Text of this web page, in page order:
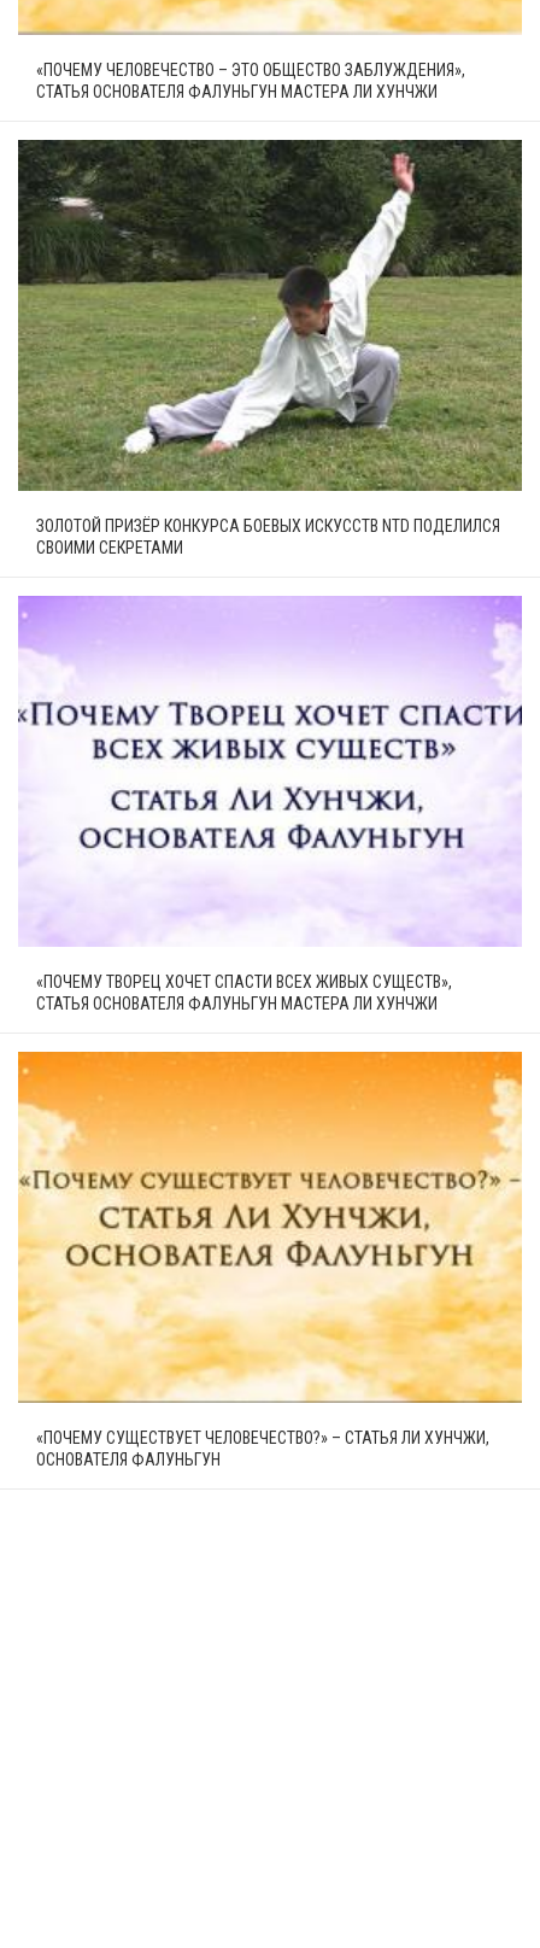
«ПОЧЕМУ ЧЕЛОВЕЧЕСТВО – ЭТО ОБЩЕСТВО ЗАБЛУЖДЕНИЯ»,
СТАТЬЯ ОСНОВАТЕЛЯ ФАЛУНЬГУН МАСТЕРА ЛИ ХУНЧЖИ
ЗОЛОТОЙ ПРИЗЁР КОНКУРСА БОЕВЫХ ИСКУССТВ NTD ПОДЕЛИЛСЯ
СВОИМИ СЕКРЕТАМИ
«ПОЧЕМУ ТВОРЕЦ ХОЧЕТ СПАСТИ ВСЕХ ЖИВЫХ СУЩЕСТВ»,
СТАТЬЯ ОСНОВАТЕЛЯ ФАЛУНЬГУН МАСТЕРА ЛИ ХУНЧЖИ
«ПОЧЕМУ СУЩЕСТВУЕТ ЧЕЛОВЕЧЕСТВО?» – СТАТЬЯ ЛИ ХУНЧЖИ,
ОСНОВАТЕЛЯ ФАЛУНЬГУН